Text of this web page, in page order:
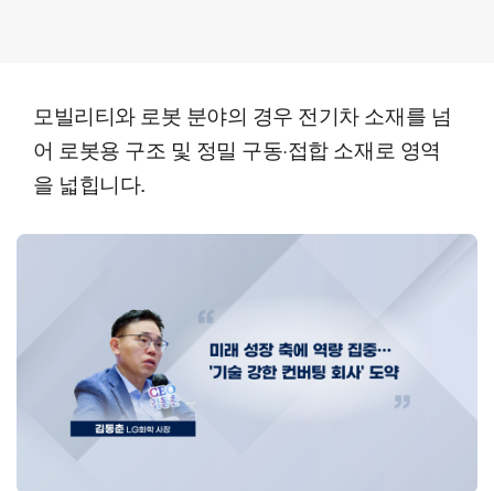
모빌리티와 로봇 분야의 경우 전기차 소재를 넘
어 로봇용 구조 및 정밀 구동·접합 소재로 영역
을 넓힙니다.